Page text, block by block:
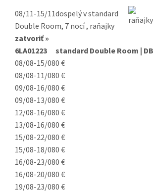
08/11-15/11dospelý v standard
Double Room, 7 nocí , raňajky
zatvoriť »
6LA01223
standard Double Room |
08/08-15/080 €
08/08-11/080 €
09/08-16/080 €
09/08-13/080 €
12/08-16/080 €
13/08-16/080 €
15/08-22/080 €
15/08-18/080 €
16/08-23/080 €
16/08-20/080 €
19/08-23/080 €